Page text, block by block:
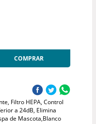
COMPRAR
Filtro HEPA, Control
a 24dB, Elimina
de Mascota,Blanco